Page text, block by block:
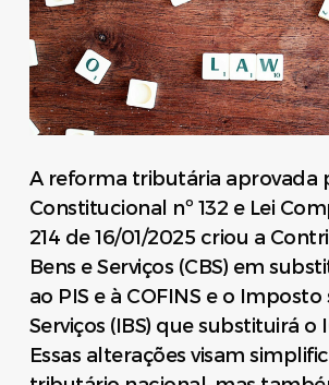
A reforma tributária aprovada
Constitucional nº 132 e Lei
214 de 16/01/2025 criou a
Bens e Serviços (CBS) em
ao PIS e à COFINS e o
Serviços (IBS) que substituirá o
Essas alterações visam